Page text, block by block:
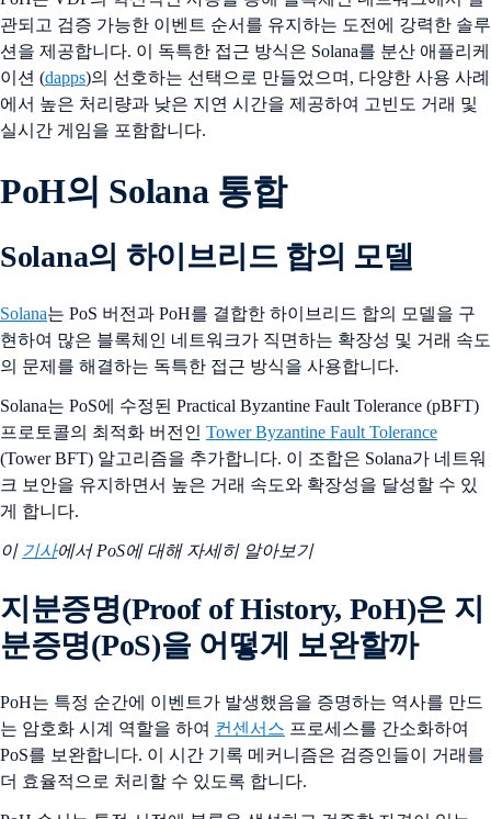
관되고 검증 가능한 이벤트 순서를 유지하는 도전에 강력한 솔루
션을 제공합니다. 이 독특한 접근 방식은 Solana를 분산 애플리케
이션 (dapps)의 선호하는 선택으로 만들었으며, 다양한 사용 사례
에서 높은 처리량과 낮은 지연 시간을 제공하여 고빈도 거래 및
실시간 게임을 포함합니다.
PoH의 Solana 통합
Solana의 하이브리드 합의 모델
Solana는 PoS 버전과 PoH를 결합한 하이브리드 합의 모델을 구
현하여 많은 블록체인 네트워크가 직면하는 확장성 및 거래 속도
의 문제를 해결하는 독특한 접근 방식을 사용합니다.
Solana는 PoS에 수정된 Practical Byzantine Fault Tolerance (pBFT)
프로토콜의 최적화 버전인 Tower Byzantine Fault Tolerance
(Tower BFT) 알고리즘을 추가합니다. 이 조합은 Solana가 네트워
크 보안을 유지하면서 높은 거래 속도와 확장성을 달성할 수 있
게 합니다.
이 기사에서 PoS에 대해 자세히 알아보기
지분증명(Proof of History, PoH)은 지
분증명(PoS)을 어떻게 보완할까
PoH는 특정 순간에 이벤트가 발생했음을 증명하는 역사를 만드
는 암호화 시계 역할을 하여 컨센서스 프로세스를 간소화하여
PoS를 보완합니다. 이 시간 기록 메커니즘은 검증인들이 거래를
더 효율적으로 처리할 수 있도록 합니다.